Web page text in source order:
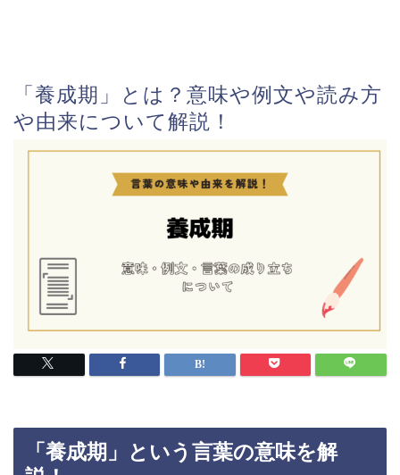
「養成期」とは？意味や例文や読み方
や由来について解説！
「養成期」という言葉の意味を解